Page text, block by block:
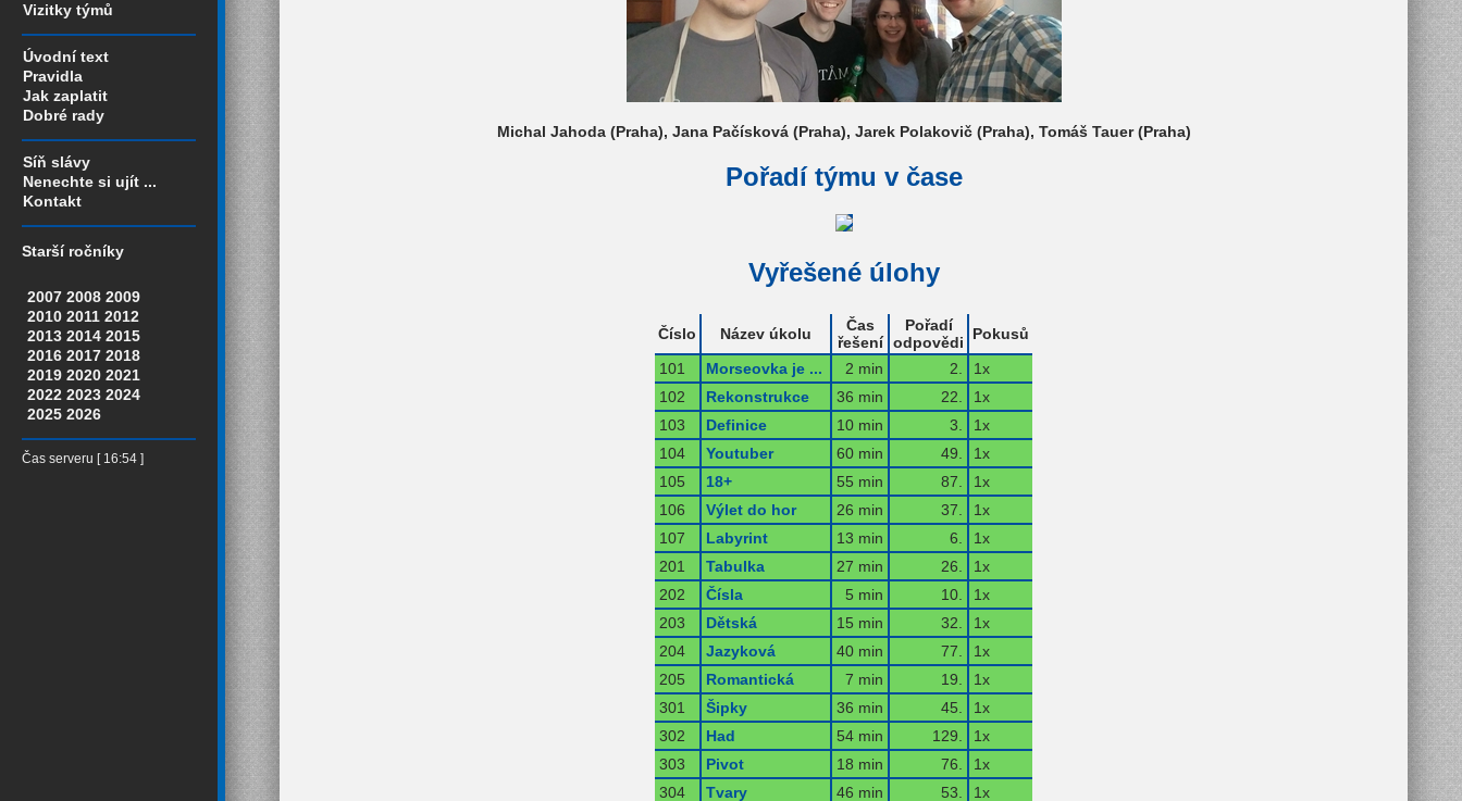
Vizitky týmů
Úvodní text
Pravidla
Jak zaplatit
Dobré rady
Síň slávy
Nenechte si ujít ...
Kontakt
Starší ročníky
2007 2008 2009
2010 2011 2012
2013 2014 2015
2016 2017 2018
2019 2020 2021
2022 2023 2024
2025 2026
Čas serveru [ 16:54 ]
Michal Jahoda (Praha), Jana Pačísková (Praha), Jarek Polakovič (Praha), Tomáš Tauer (Praha)
Pořadí týmu v čase
Vyřešené úlohy
Číslo Název úkolu
Čas
řešení
Pořadí
odpovědi
Pokusů
101
Morseovka je ... 2 min 2.
1x
102
Rekonstrukce 36 min 22.
1x
103
Definice 10 min 3.
1x
104
Youtuber 60 min 49.
1x
105
18+ 55 min 87.
1x
106
Výlet do hor 26 min 37.
1x
107
Labyrint 13 min 6.
1x
201
Tabulka 27 min 26.
1x
202
Čísla 5 min 10.
1x
203
Dětská 15 min 32.
1x
204
Jazyková 40 min 77.
1x
205
Romantická 7 min 19.
1x
301
Šipky 36 min 45.
1x
302
Had 54 min 129.
1x
303
Pivot 18 min 76.
1x
304
Tvary 46 min 53.
1x